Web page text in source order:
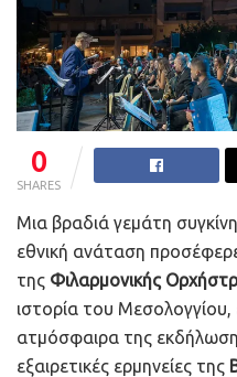
0
SHARES
Μια βραδιά γεμάτη
εθνική ανάταση
της Φιλαρμονικής
ιστορία του
ατμόσφαιρα της
εξαιρετικές ερμηνείες της